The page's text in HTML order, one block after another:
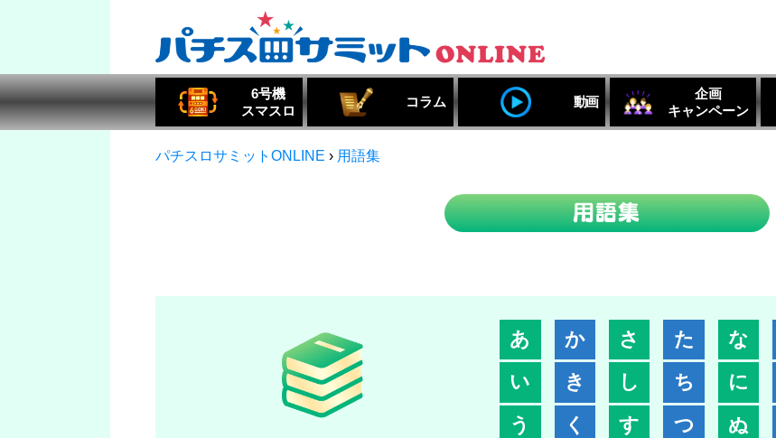
6号機
スマスロ
コラム 動画
企画
キャンペーン
パチスロサミットONLINE › 用語集
あ
い
う
か
き
く
さ
し
す
た
ち
つ
な
に
ぬ